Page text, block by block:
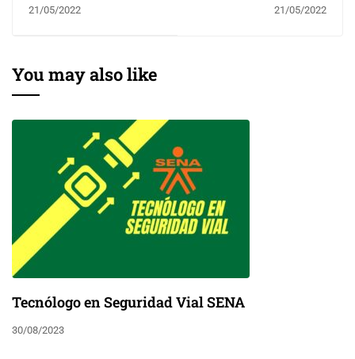
21/05/2022
equipos de Computo
21/05/2022
You may also like
Tecnólogo en Seguridad Vial SENA
30/08/2023